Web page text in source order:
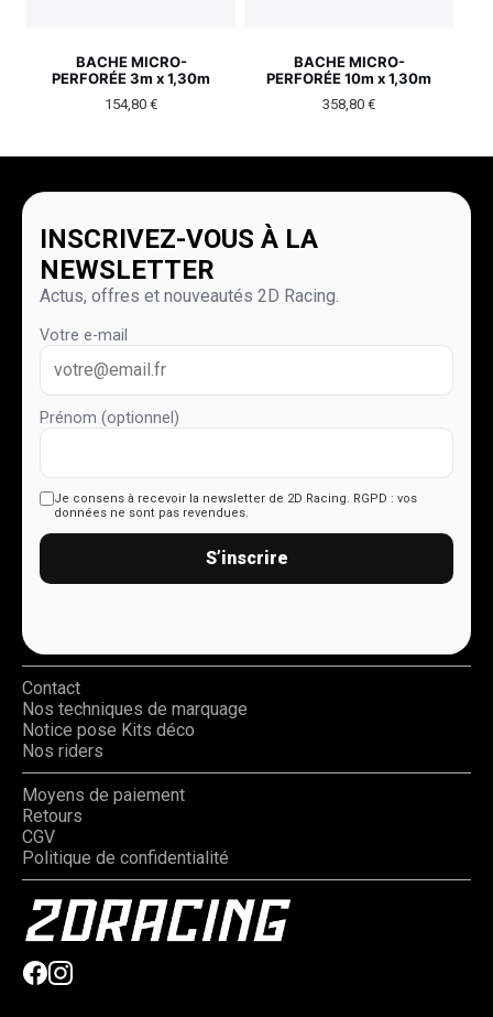
BACHE MICRO-
PERFORÉE 3m x 1,30m
154,80 €
BACHE MICRO-
PERFORÉE 10m x 1,30m
358,80 €
INSCRIVEZ-VOUS À LA
NEWSLETTER
Actus, offres et nouveautés 2D Racing.
Votre e-mail
Prénom (optionnel)
Je consens à recevoir la newsletter de 2D Racing. RGPD : vos
données ne sont pas revendues.
S’inscrire
Contact
Nos techniques de marquage
Notice pose Kits déco
Nos riders
Moyens de paiement
Retours
CGV
Politique de confidentialité